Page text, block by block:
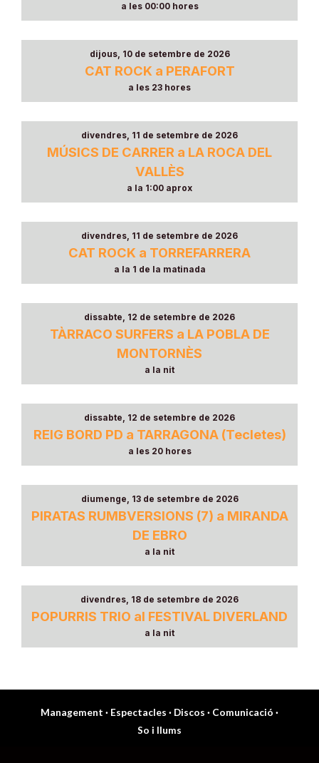
a les 00:00 hores
dijous, 10 de setembre de 2026
CAT ROCK a PERAFORT
a les 23 hores
divendres, 11 de setembre de 2026
MÚSICS DE CARRER a LA ROCA DEL
VALLÈS
a la 1:00 aprox
divendres, 11 de setembre de 2026
CAT ROCK a TORREFARRERA
a la 1 de la matinada
dissabte, 12 de setembre de 2026
TÀRRACO SURFERS a LA POBLA DE
MONTORNÈS
a la nit
dissabte, 12 de setembre de 2026
REIG BORD PD a TARRAGONA (Tecletes)
a les 20 hores
diumenge, 13 de setembre de 2026
PIRATAS RUMBVERSIONS (7) a MIRANDA
DE EBRO
a la nit
divendres, 18 de setembre de 2026
POPURRIS TRIO al FESTIVAL DIVERLAND
a la nit
Management · Espectacles · Discos · Comunicació ·
So i llums